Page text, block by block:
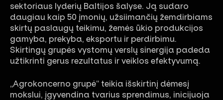
sektoriaus lyderių Baltijos šalyse. Ją sudaro
daugiau kaip 50 įmonių, užsiimančių žemdirbiams
skirtų paslaugų teikimu, žemės ūkio produkcijos
gamyba, prekyba, eksportu ir perdirbimu.
Skirtingų grupės vystomų verslų sinergija padeda
užtikrinti gerus rezultatus ir veiklos efektyvumą.
„Agrokoncerno grupė“ teikia išskirtinį dėmesį
mokslui, įgyvendina tvarius sprendimus, inicijuoja